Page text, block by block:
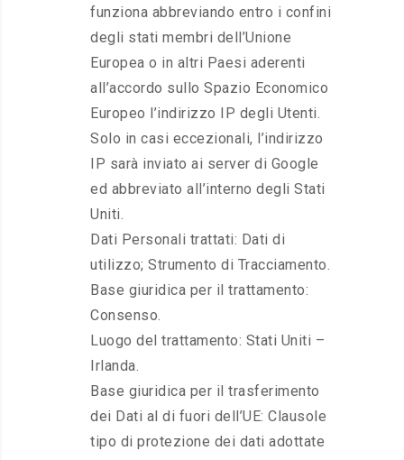
funziona abbreviando entro i confini
degli stati membri dell’Unione
Europea o in altri Paesi aderenti
all’accordo sullo Spazio Economico
Europeo l’indirizzo IP degli Utenti.
Solo in casi eccezionali, l’indirizzo
IP sarà inviato ai server di Google
ed abbreviato all’interno degli Stati
Uniti.
Dati Personali trattati: Dati di
utilizzo; Strumento di Tracciamento.
Base giuridica per il trattamento:
Consenso.
Luogo del trattamento: Stati Uniti –
Irlanda.
Base giuridica per il trasferimento
dei Dati al di fuori dell’UE: Clausole
tipo di protezione dei dati adottate